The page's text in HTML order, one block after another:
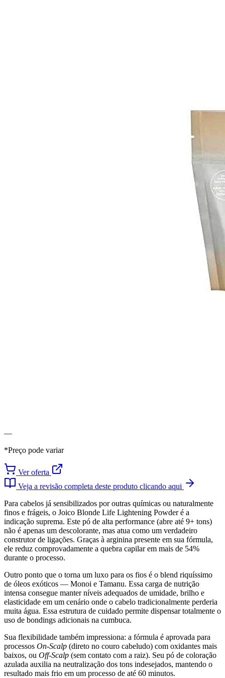
—
*Preço pode variar
Ver oferta
Veja a revisão completa deste produto clicando aqui
Para cabelos já sensibilizados por outras químicas ou naturalmente
finos e frágeis, o Joico Blonde Life Lightening Powder é a
indicação suprema. Este pó de alta performance (abre até 9+ tons)
não é apenas um descolorante, mas atua como um verdadeiro
construtor de ligações. Graças à arginina presente em sua fórmula,
ele reduz comprovadamente a quebra capilar em mais de 54%
durante o processo.
Outro ponto que o torna um luxo para os fios é o blend riquíssimo
de óleos exóticos — Monoi e Tamanu. Essa carga de nutrição
intensa consegue manter níveis adequados de umidade, brilho e
elasticidade em um cenário onde o cabelo tradicionalmente perderia
muita água. Essa estrutura de cuidado permite dispensar totalmente o
uso de bondings adicionais na cumbuca.
Sua flexibilidade também impressiona: a fórmula é aprovada para
processos On-Scalp (direto no couro cabeludo) com oxidantes mais
baixos, ou Off-Scalp (sem contato com a raiz). Seu pó de coloração
azulada auxilia na neutralização dos tons indesejados, mantendo o
resultado mais frio em um processo de até 60 minutos.